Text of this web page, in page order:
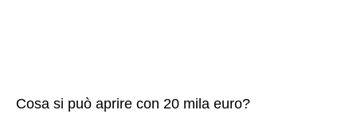
Cosa si può aprire con 20 mila euro?